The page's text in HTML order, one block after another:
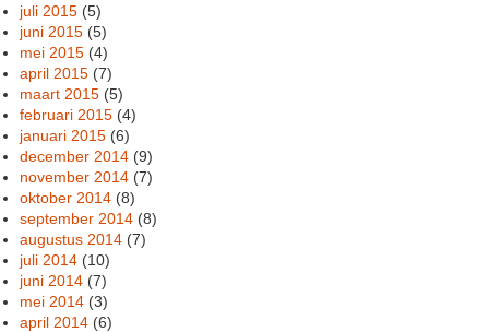
juli 2015 (5)
juni 2015 (5)
mei 2015 (4)
april 2015 (7)
maart 2015 (5)
februari 2015 (4)
januari 2015 (6)
december 2014 (9)
november 2014 (7)
oktober 2014 (8)
september 2014 (8)
augustus 2014 (7)
juli 2014 (10)
juni 2014 (7)
mei 2014 (3)
april 2014 (6)